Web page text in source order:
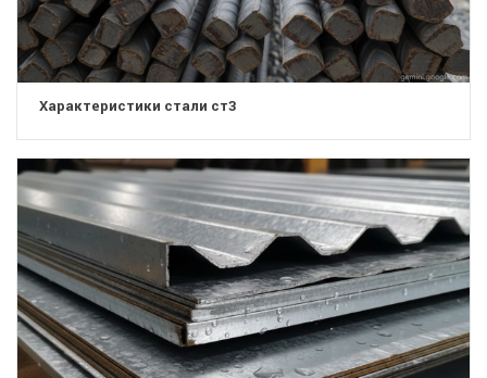
Характеристики стали ст3